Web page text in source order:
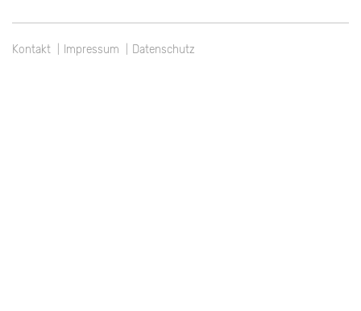
Kontakt Impressum Datenschutz